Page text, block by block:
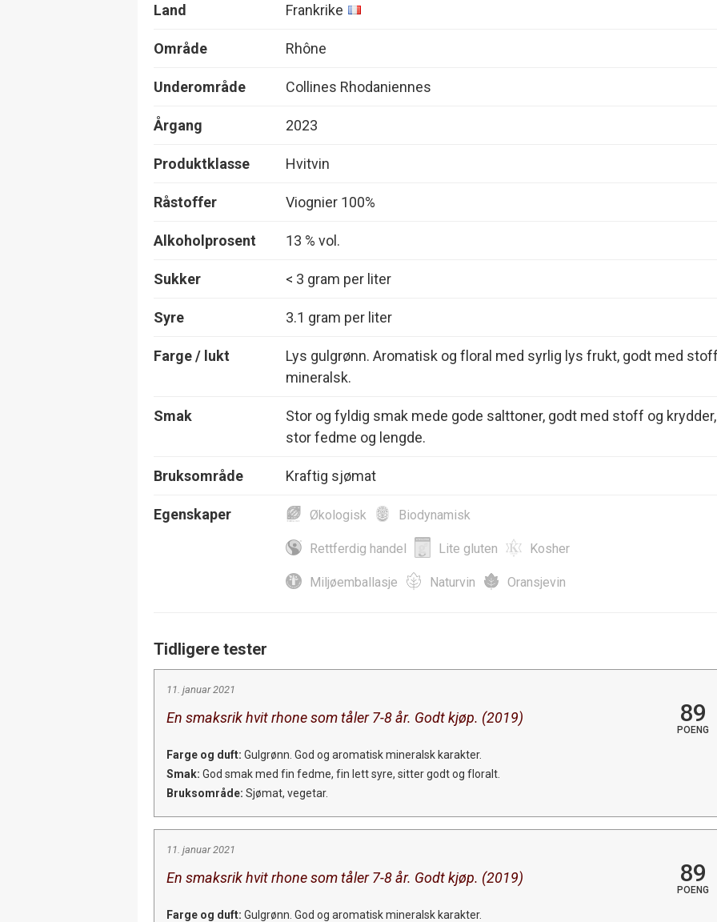
Land Frankrike
Område Rhône
Underområde Collines Rhodaniennes
Årgang 2023
Produktklasse Hvitvin
Råstoffer Viognier 100%
Alkoholprosent 13 % vol.
Sukker < 3 gram per liter
Syre 3.1 gram per liter
Farge / lukt
Lys gulgrønn. Aromatisk og floral med syrlig lys frukt, godt med
mineralsk.
Smak
Stor og fyldig smak mede gode salttoner, godt med stoff og krydder,
stor fedme og lengde.
Bruksområde Kraftig sjømat
Egenskaper Økologisk Biodynamisk
Rettferdig handel Lite gluten Kosher
Miljøemballasje Naturvin Oransjevin
Tidligere tester
11. januar 2021
En smaksrik hvit rhone som tåler 7-8 år. Godt kjøp. (2019) 89
POENG
Farge og duft: Gulgrønn. God og aromatisk mineralsk karakter.
Smak: God smak med fin fedme, fin lett syre, sitter godt og floralt.
Bruksområde: Sjømat, vegetar.
11. januar 2021
En smaksrik hvit rhone som tåler 7-8 år. Godt kjøp. (2019) 89
POENG
Farge og duft: Gulgrønn. God og aromatisk mineralsk karakter.